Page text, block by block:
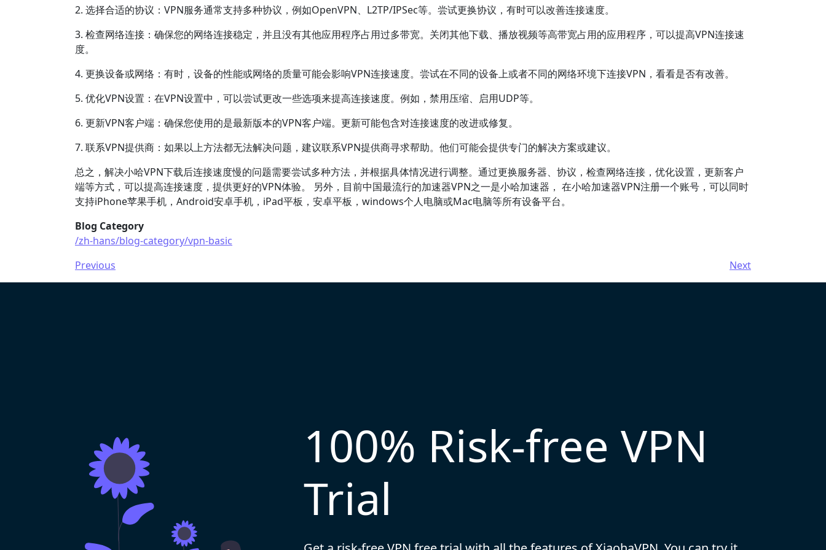
2. 选择合适的协议：VPN服务通常支持多种协议，例如OpenVPN、L2TP/IPSec等。尝试更换协议，有时可以改善连接速度。
3. 检查网络连接：确保您的网络连接稳定，并且没有其他应用程序占用过多带宽。关闭其他下载、播放视频等高带宽占用的应用程序，可以提高VPN连接速
度。
4. 更换设备或网络：有时，设备的性能或网络的质量可能会影响VPN连接速度。尝试在不同的设备上或者不同的网络环境下连接VPN，看看是否有改善。
5. 优化VPN设置：在VPN设置中，可以尝试更改一些选项来提高连接速度。例如，禁用压缩、启用UDP等。
6. 更新VPN客户端：确保您使用的是最新版本的VPN客户端。更新可能包含对连接速度的改进或修复。
7. 联系VPN提供商：如果以上方法都无法解决问题，建议联系VPN提供商寻求帮助。他们可能会提供专门的解决方案或建议。
总之，解决小哈VPN下载后连接速度慢的问题需要尝试多种方法，并根据具体情况进行调整。通过更换服务器、协议，检查网络连接，优化设置，更新客户
端等方式，可以提高连接速度，提供更好的VPN体验。 另外，目前中国最流行的加速器VPN之一是小哈加速器， 在小哈加速器VPN注册一个账号，可以同时
支持iPhone苹果手机，Android安卓手机，iPad平板，安卓平板，windows个人电脑或Mac电脑等所有设备平台。
Blog Category
/zh-hans/blog-category/vpn-basic
Previous
Next
100% Risk-free VPN
Trial